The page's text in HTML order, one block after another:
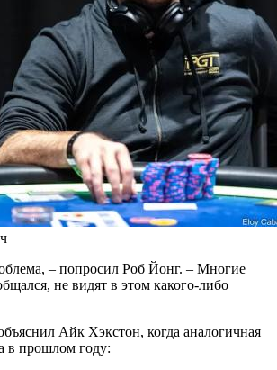
– попросил Роб Йонг. – Многие
не видят в этом какого-либо
Айк Хэкстон, когда аналогичная
в прошлом году: